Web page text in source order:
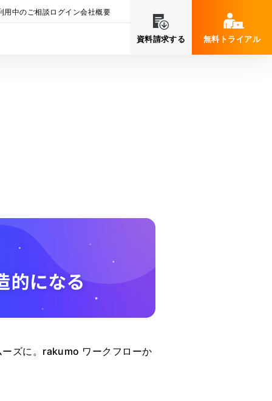
用中のご相談 ログイン会社概要
資料請求する 無料トライアル
ズに。rakumo ワークフローか